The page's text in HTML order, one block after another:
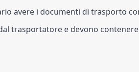
avere i documenti di trasporto
trasportatore e devono